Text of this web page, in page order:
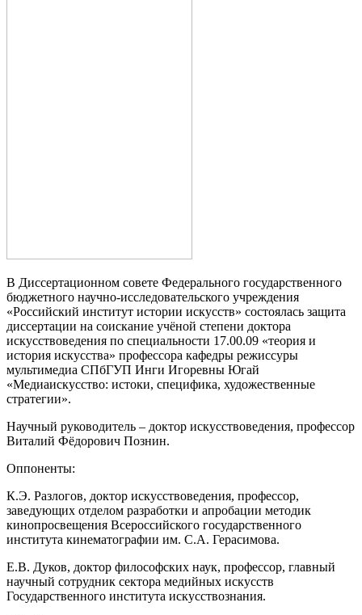
В Диссертационном совете Федерального государственного
бюджетного научно-исследовательского учреждения
«Российский институт истории искусств» состоялась защита
диссертации на соискание учёной степени доктора
искусствоведения по специальности 17.00.09 «теория и
история искусства» профессора кафедры режиссуры
мультимедиа СПбГУП Инги Игоревны Югай
«Медиаискусство: истоки, специфика, художественные
стратегии».
Научный руководитель – доктор искусствоведения, профессор
Виталий Фёдорович Познин.
Оппоненты:
К.Э. Разлогов, доктор искусствоведения, профессор,
заведующих отделом разработки и апробации методик
кинопросвещения Всероссийского государственного
института кинематографии им. С.А. Герасимова.
Е.В. Дуков, доктор философских наук, профессор, главный
научный сотрудник сектора медийных искусств
Государственного института искусствознания.